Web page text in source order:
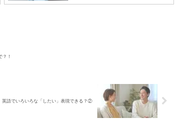
？！
英語でいろいろな「したい」表現できる？②